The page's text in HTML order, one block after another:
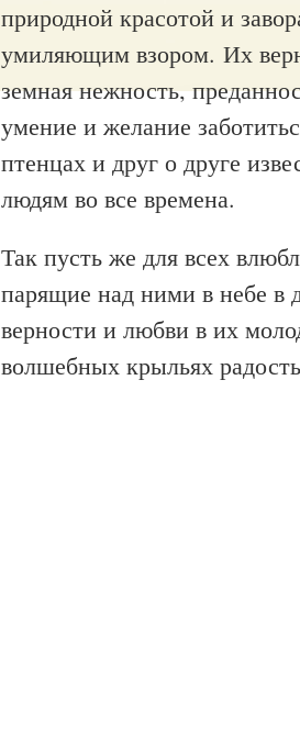
природной красотой и
умиляющим взором. Их
земная нежность,
умение и желание
птенцах и друг о друге
людям во все времена.
Так пусть же для всех
парящие над ними в небе в
верности и любви в их
волшебных крыльях